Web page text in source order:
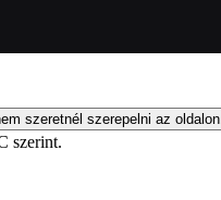
szeretnél szerepelni az oldalon.
szerint.